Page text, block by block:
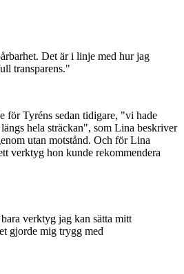
Det är i linje med hur jag
transparens."
för Tyréns sedan tidigare, "vi hade
hela sträckan", som Lina beskriver
utan motstånd. Och för Lina
verktyg hon kunde rekommendera
verktyg jag kan sätta mitt
gjorde mig trygg med